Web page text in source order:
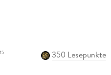
15
350 Lesepunkte